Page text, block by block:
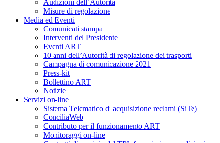
Audizioni dell’Autorità
Misure di regolazione
Media ed Eventi
Comunicati stampa
Interventi del Presidente
Eventi ART
10 anni dell’Autorità di regolazione dei trasporti
Campagna di comunicazione 2021
Press-kit
Bollettino ART
Notizie
Servizi on-line
Sistema Telematico di acquisizione reclami (SiTe)
ConciliaWeb
Contributo per il funzionamento ART
Monitoraggi on-line